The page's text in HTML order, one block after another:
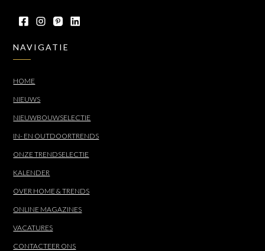
NAVIGATIE
HOME
NIEUWS
NIEUWBOUWSELECTIE
IN- EN OUTDOORTRENDS
ONZE TRENDSELECTIE
KALENDER
OVER HOME & TRENDS
ONLINE MAGAZINES
VACATURES
CONTACTEER ONS